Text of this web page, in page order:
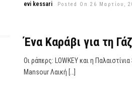
evi kessari Posted On 26 Μαρτίου,
Ένα Καράβι για τη
Οι ράπερς: LOWKEY και η
Mansour Λαική […]